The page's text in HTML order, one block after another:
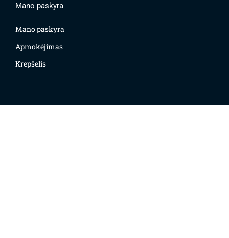
Mano paskyra
Mano paskyra
Apmokėjimas
Krepšelis